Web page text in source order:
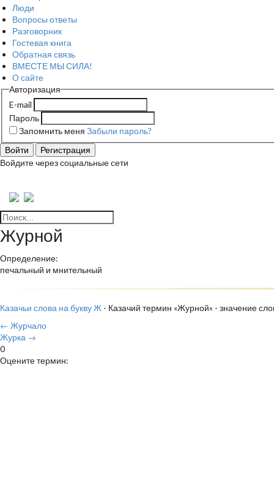
Люди
Вопросы ответы
Разговорник
Гостевая книга
Обратная связь
ВМЕСТЕ МЫ СИЛА!
О сайте
Авторизация
E-mail
Пароль
Запомнить меня Забыли пароль?
Войти Регистрация
Войдите через социальные сети
Журной
Определение:
печальный и мнительный
Казачьи слова на букву Ж - Казачий термин «Журной» - значение
← Журчало
Журка →
0
Оцените термин: